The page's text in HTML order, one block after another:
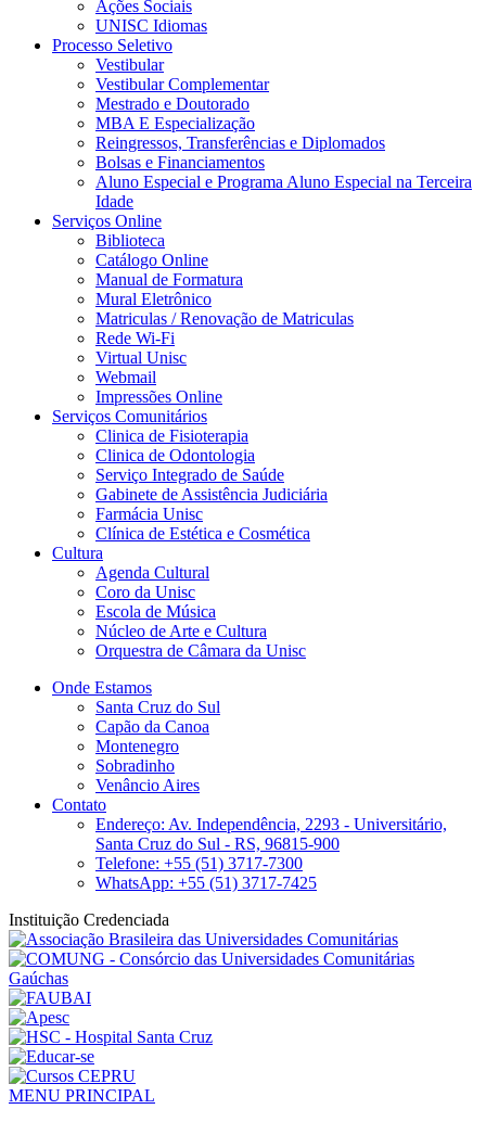
Ações Sociais
UNISC Idiomas
Processo Seletivo
Vestibular
Vestibular Complementar
Mestrado e Doutorado
MBA E Especialização
Reingressos, Transferências e Diplomados
Bolsas e Financiamentos
Aluno Especial e Programa Aluno Especial na Terceira
Idade
Serviços Online
Biblioteca
Catálogo Online
Manual de Formatura
Mural Eletrônico
Matriculas / Renovação de Matriculas
Rede Wi-Fi
Virtual Unisc
Webmail
Impressões Online
Serviços Comunitários
Clinica de Fisioterapia
Clinica de Odontologia
Serviço Integrado de Saúde
Gabinete de Assistência Judiciária
Farmácia Unisc
Clínica de Estética e Cosmética
Cultura
Agenda Cultural
Coro da Unisc
Escola de Música
Núcleo de Arte e Cultura
Orquestra de Câmara da Unisc
Onde Estamos
Santa Cruz do Sul
Capão da Canoa
Montenegro
Sobradinho
Venâncio Aires
Contato
Endereço: Av. Independência, 2293 - Universitário,
Santa Cruz do Sul - RS, 96815-900
Telefone: +55 (51) 3717-7300
WhatsApp: +55 (51) 3717-7425
Instituição Credenciada
MENU PRINCIPAL